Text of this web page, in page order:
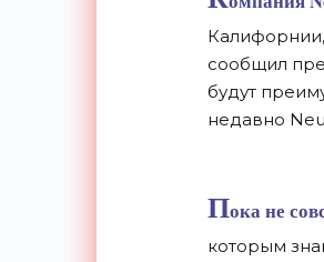
сообщил
будут
недавно
Пока не
которым